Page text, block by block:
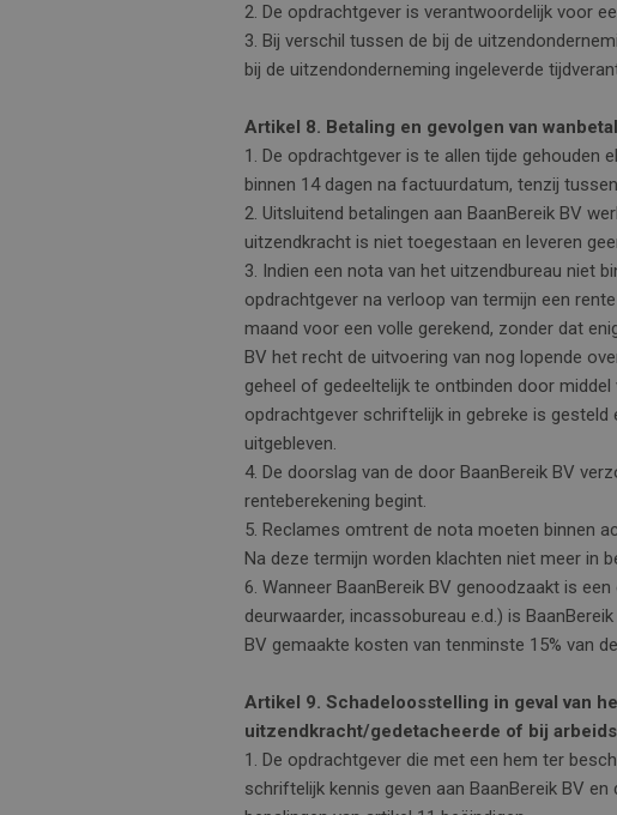
2. De opdrachtgever is verantwoordelijk voor
3. Bij verschil tussen de bij de
bij de uitzendonderneming ingeleverde
Artikel 8. Betaling en gevolgen van
1. De opdrachtgever is te allen tijde gehouden
binnen 14 dagen na factuurdatum, tenzij
2. Uitsluitend betalingen aan BaanBereik BV
uitzendkracht is niet toegestaan en leveren
3. Indien een nota van het uitzendbureau niet
opdrachtgever na verloop van termijn een
maand voor een volle gerekend, zonder dat
BV het recht de uitvoering van nog lopende
geheel of gedeeltelijk te ontbinden door
opdrachtgever schriftelijk in gebreke is
uitgebleven.
4. De doorslag van de door BaanBereik BV
renteberekening begint.
5. Reclames omtrent de nota moeten binnen
Na deze termijn worden klachten niet meer in
6. Wanneer BaanBereik BV genoodzaakt is
deurwaarder, incassobureau e.d.) is
BV gemaakte kosten van tenminste 15% van
Artikel 9. Schadeloosstelling in geval van
uitzendkracht/gedetacheerde of bij
1. De opdrachtgever die met een hem ter
schriftelijk kennis geven aan BaanBereik BV